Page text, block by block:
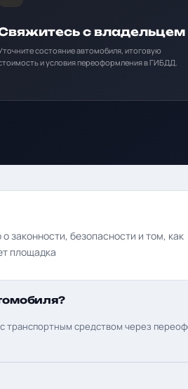
с владельцем
состояние автомобиля, итоговую
и условия переоформления в ГИБДД.
о законности, безопасности и том, как
площадка
транспортным средством через